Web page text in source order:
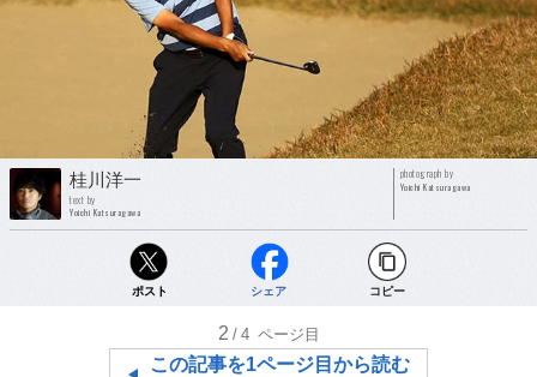
桂川洋一
text by
Yoichi Katsuragawa
photograph by
Yoichi Katsuragawa
ポスト シェア コピー
2 /4 ページ目
この記事を1ページ目から読む